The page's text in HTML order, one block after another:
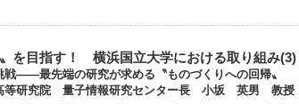
〟を目指す！ 横浜国立大学における取り組み(3)
戦――最先端の研究が求める〝ものづくりへの回帰〟
等研究院 量子情報研究センター長 小坂 英男 教授